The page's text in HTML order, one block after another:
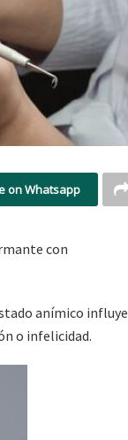
on Whatsapp
con
anímico influye
o infelicidad.